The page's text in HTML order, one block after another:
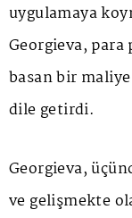
uygulamaya
Georgieva,
basan bir
dile getirdi.
Georgieva,
ve gelişmekte